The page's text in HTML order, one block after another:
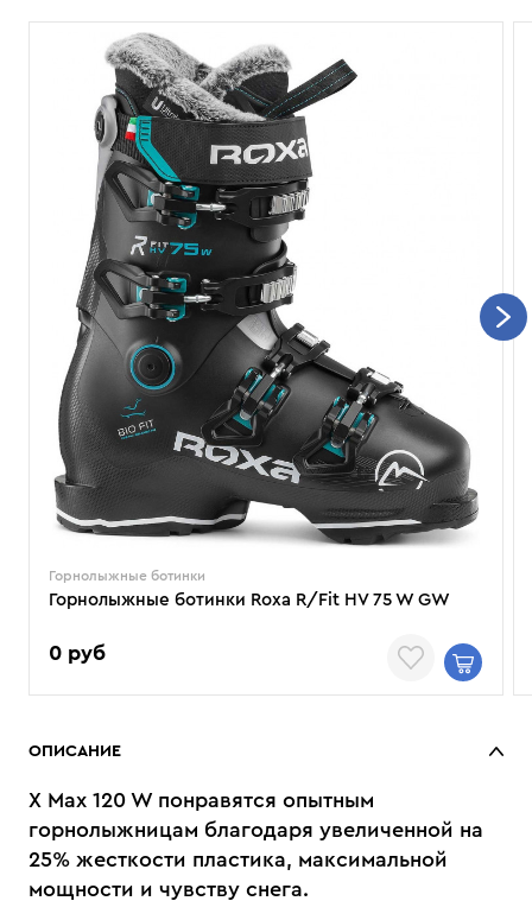
Горнолыжные ботинки
Горнолыжные ботинки Roxa R/Fit HV 75 W GW
0 руб
ОПИСАНИЕ
X Max 120 W понравятся опытным
горнолыжницам благодаря увеличенной на
25% жесткости пластика, максимальной
мощности и чувству снега.